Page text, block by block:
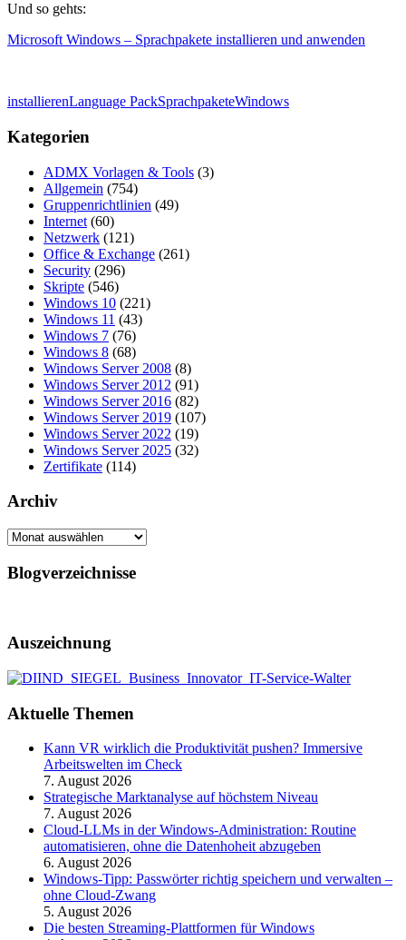
Und so gehts:
Microsoft Windows – Sprachpakete installieren und anwenden
installierenLanguage PackSprachpaketeWindows
Kategorien
ADMX Vorlagen & Tools (3)
Allgemein (754)
Gruppenrichtlinien (49)
Internet (60)
Netzwerk (121)
Office & Exchange (261)
Security (296)
Skripte (546)
Windows 10 (221)
Windows 11 (43)
Windows 7 (76)
Windows 8 (68)
Windows Server 2008 (8)
Windows Server 2012 (91)
Windows Server 2016 (82)
Windows Server 2019 (107)
Windows Server 2022 (19)
Windows Server 2025 (32)
Zertifikate (114)
Archiv
Archiv
Blogverzeichnisse
Auszeichnung
Aktuelle Themen
Kann VR wirklich die Produktivität pushen? Immersive
Arbeitswelten im Check
7. August 2026
Strategische Marktanalyse auf höchstem Niveau
7. August 2026
Cloud-LLMs in der Windows-Administration: Routine
automatisieren, ohne die Datenhoheit abzugeben
6. August 2026
Windows-Tipp: Passwörter richtig speichern und verwalten –
ohne Cloud-Zwang
5. August 2026
Die besten Streaming-Plattformen für Windows